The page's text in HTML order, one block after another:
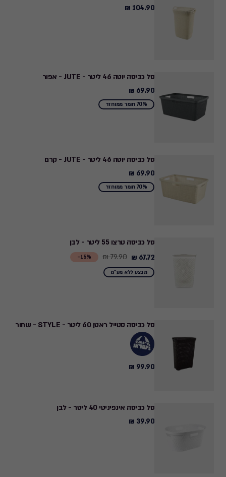
104.90
104.90 ₪
סל כביסה יוטה 46 ליטר - JUTE - אפור
69.90
₪
69.90 ₪
70% חומר ממוחזר
סל כביסה יוטה 46 ליטר - JUTE - קרם
69.90
₪
69.90 ₪
70% חומר ממוחזר
סל כביסה טרצו 55 ליטר - לבן
15%-
Price
from
67.72 ₪
79.90 ₪
מבצע ללא מע"מ
סל כביסה סטייל ראטן 60 ליטר - STYLE - שחור
99.90
99.90 ₪
סל כביסה אינפיניטי 40 ליטר - לבן
39.90
39.90 ₪